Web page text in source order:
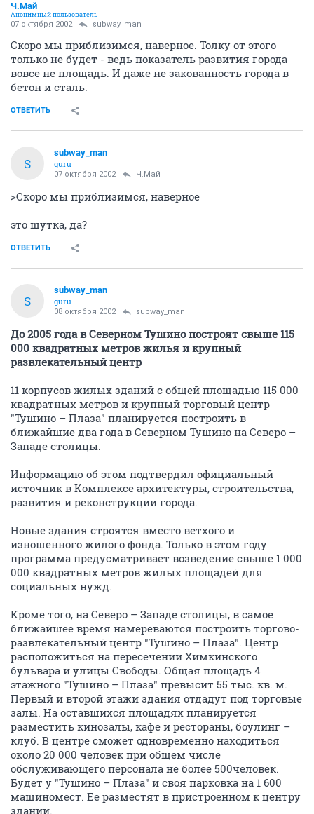
Ч.Май
Анонимный пользователь
07 октября 2002 subway_man
Скоро мы приблизимся, наверное. Толку от этого
только не будет - ведь показатель развития города
вовсе не площадь. И даже не закованность города в
бетон и сталь.
ОТВЕТИТЬ
S
subway_man
guru
07 октября 2002 Ч.Май
>Скоро мы приблизимся, наверное
это шутка, да?
ОТВЕТИТЬ
S
subway_man
guru
08 октября 2002 subway_man
До 2005 года в Северном Тушино построят свыше 115
000 квадратных метров жилья и крупный
развлекательный центр
11 корпусов жилых зданий с общей площадью 115 000
квадратных метров и крупный торговый центр
"Тушино – Плаза" планируется построить в
ближайшие два года в Северном Тушино на Северо –
Западе столицы.
Информацию об этом подтвердил официальный
источник в Комплексе архитектуры, строительства,
развития и реконструкции города.
Новые здания строятся вместо ветхого и
изношенного жилого фонда. Только в этом году
программа предусматривает возведение свыше 1 000
000 квадратных метров жилых площадей для
социальных нужд.
Кроме того, на Северо – Западе столицы, в самое
ближайшее время намереваются построить торгово-
развлекательный центр "Тушино – Плаза". Центр
расположиться на пересечении Химкинского
бульвара и улицы Свободы. Общая площадь 4
этажного "Тушино – Плаза" превысит 55 тыс. кв. м.
Первый и второй этажи здания отдадут под торговые
залы. На оставшихся площадях планируется
разместить кинозалы, кафе и рестораны, боулинг –
клуб. В центре сможет одновременно находиться
около 20 000 человек при общем числе
обслуживающего персонала не более 500человек.
Будет у "Тушино – Плаза" и своя парковка на 1 600
машиномест. Ее разместят в пристроенном к центру
здании.